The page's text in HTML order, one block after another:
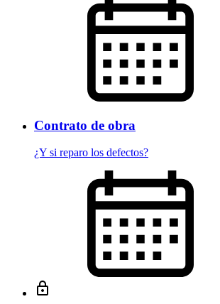
Contrato de obra
¿Y si reparo los defectos?